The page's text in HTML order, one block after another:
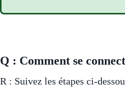
Q : Comment se
R : Suivez les étapes ci-